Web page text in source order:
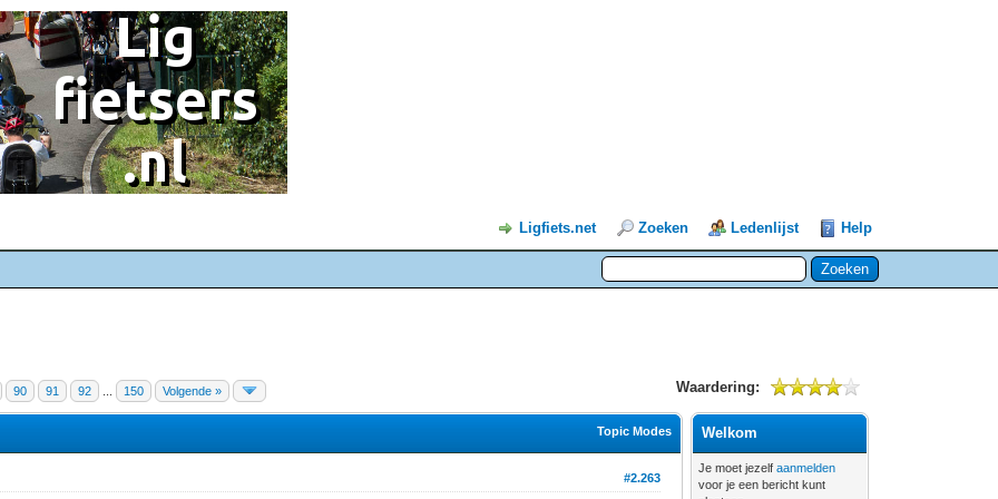
Ligfiets.net Zoeken Ledenlijst Help
90 91 92 150 Volgende » Waardering:
Topic Modes
#2.263
Welkom
Je moet jezelfaanmelden
voor je een bericht kunt